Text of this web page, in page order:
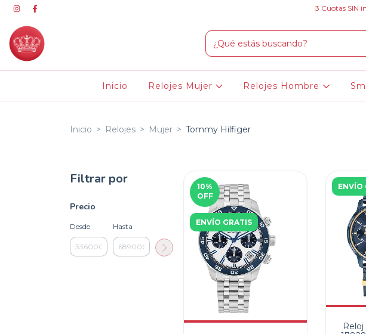
3 Cuotas SIN
Inicio Relojes Mujer Relojes Hombre
Inicio > Relojes > Mujer > Tommy Hilfiger
Filtrar por
Precio
Desde Hasta
10%
OFF
ENVÍO GRATIS
ENVÍO